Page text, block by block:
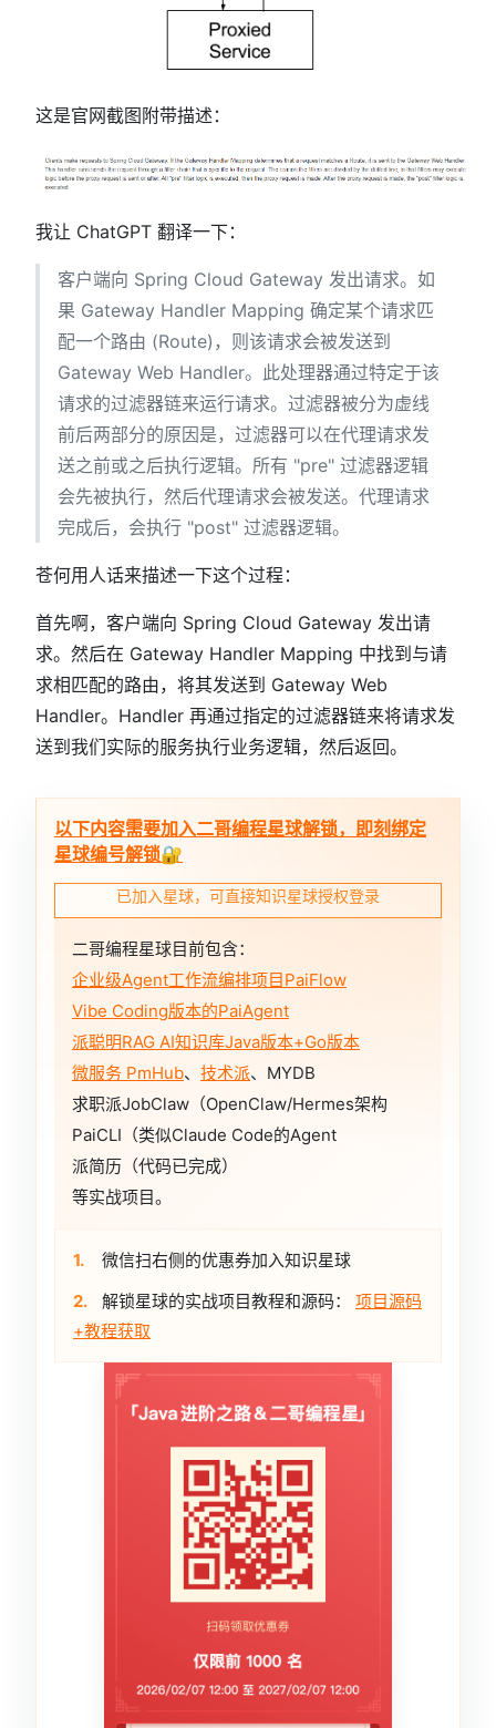
这是官网截图附带描述：
我让 ChatGPT 翻译一下：
客户端向 Spring Cloud Gateway 发出请求。如
果 Gateway Handler Mapping 确定某个请求匹
配一个路由 (Route)，则该请求会被发送到
Gateway Web Handler。此处理器通过特定于该
请求的过滤器链来运行请求。过滤器被分为虚线
前后两部分的原因是，过滤器可以在代理请求发
送之前或之后执行逻辑。所有 "pre" 过滤器逻辑
会先被执行，然后代理请求会被发送。代理请求
完成后，会执行 "post" 过滤器逻辑。
苍何用人话来描述一下这个过程：
首先啊，客户端向 Spring Cloud Gateway 发出请
求。然后在 Gateway Handler Mapping 中找到与请
求相匹配的路由，将其发送到 Gateway Web
Handler。Handler 再通过指定的过滤器链来将请求发
送到我们实际的服务执行业务逻辑，然后返回。
以下内容需要加入二哥编程星球解锁，即刻绑定
星球编号解锁🔐
已加入星球，可直接知识星球授权登录
二哥编程星球目前包含：
企业级Agent工作流编排项目PaiFlow
Vibe Coding版本的PaiAgent
派聪明RAG AI知识库Java版本+Go版本
微服务 PmHub、 技术派、MYDB
求职派JobClaw（OpenClaw/Hermes架构
PaiCLI（类似Claude Code的Agent
派简历（代码已完成）
等实战项目。
1.
微信扫右侧的优惠券加入知识星球
2.
解锁星球的实战项目教程和源码： 项目源码
+教程获取